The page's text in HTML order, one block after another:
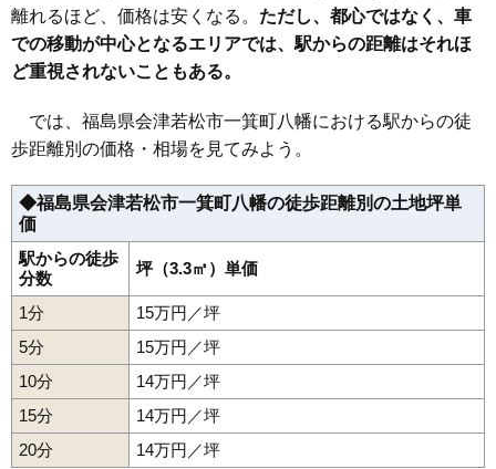
32 表町 16万円 1,092万円 11.8%
33 東年貢 16万円 1,043万円 11.6%
34 米代 16万円
36 飯盛
38 門田町黒岩 15万円 1,011万円 8.9%
40 宮町 14万円
41 材木町 14万円 805万円 11.6%
42 北滝沢 14万円 1,164万円 10.2%
43 五月町 14万円 790万円 13.4%
44 西七日町 14万円 939万円 7.2%
45 門田町飯寺
46 明和町
離れるほど、価格は安くなる。 ただし、都心ではなく、車
での移動が中心となるエリアでは、駅からの距離はそれほ
ど重視されないこともある。
では、福島県会津若松市一箕町八幡における駅からの徒
歩距離別の価格・相場を見てみよう。
◆福島県会津若松市一箕町八幡の徒歩距離別の土地坪単
価
駅からの徒歩
分数
坪（3.3㎡）単価
1分
15万円／坪
5分
15万円／坪
10分
14万円／坪
15分
14万円／坪
20分
14万円／坪